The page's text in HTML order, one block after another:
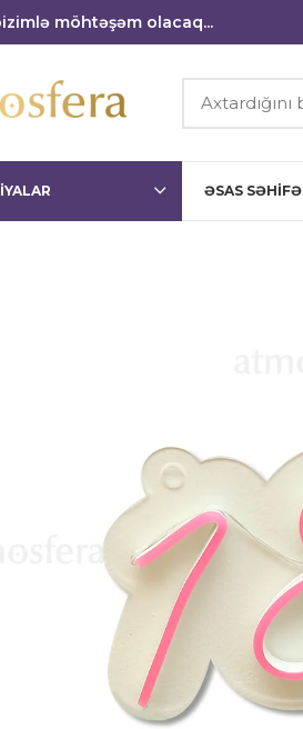
möhtəşəm olacaq...
ƏSAS SƏHIFƏ